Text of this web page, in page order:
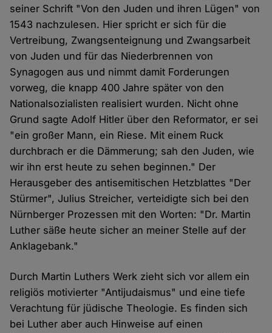
seiner Schrift "Von den Juden und ihren Lügen" von
1543 nachzulesen. Hier spricht er sich für die
Vertreibung, Zwangsenteignung und Zwangsarbeit
von Juden und für das Niederbrennen von
Synagogen aus und nimmt damit Forderungen
vorweg, die knapp 400 Jahre später von den
Nationalsozialisten realisiert wurden. Nicht ohne
Grund sagte Adolf Hitler über den Reformator, er sei
"ein großer Mann, ein Riese. Mit einem Ruck
durchbrach er die Dämmerung; sah den Juden, wie
wir ihn erst heute zu sehen beginnen." Der
Herausgeber des antisemitischen Hetzblattes "Der
Stürmer", Julius Streicher, verteidigte sich bei den
Nürnberger Prozessen mit den Worten: "Dr. Martin
Luther säße heute sicher an meiner Stelle auf der
Anklagebank."
Durch Martin Luthers Werk zieht sich vor allem ein
religiös motivierter "Antijudaismus" und eine tiefe
Verachtung für jüdische Theologie. Es finden sich
bei Luther aber auch Hinweise auf einen